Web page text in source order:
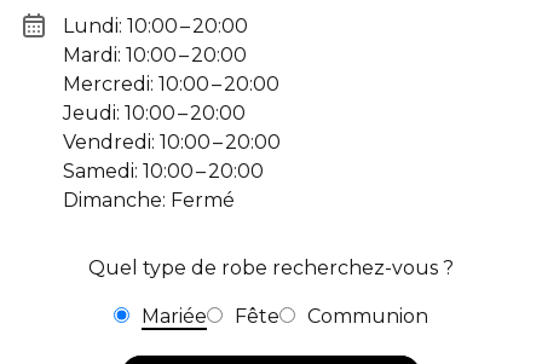
Lundi: 10:00 – 20:00
Mardi: 10:00 – 20:00
Mercredi: 10:00 – 20:00
Jeudi: 10:00 – 20:00
Vendredi: 10:00 – 20:00
Samedi: 10:00 – 20:00
Dimanche: Fermé
Quel type de robe recherchez-vous ?
Mariée Fête Communion